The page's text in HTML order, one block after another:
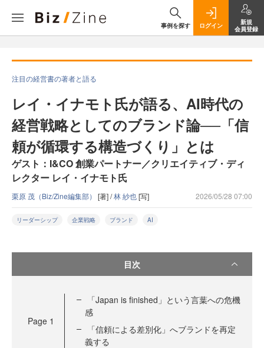
事例を探す ログイン
新規
会員登録
注目の経営書の著者と語る
レイ・イナモト氏が語る、AI時代の
経営戦略としてのブランド論──「信
頼が循環する構造づくり」とは
ゲスト：I&CO 創業パートナー／クリエイティブ・ディ
レクター レイ・イナモト氏
栗原 茂（Biz/Zine編集部） [著] /林 紗也[写] 2026/05/28 07:00
リーダーシップ 企業戦略 ブランド AI
目次
Page 1
「Japan is finished」という言葉への危機
感
「信頼による差別化」へブランドを再定
義する